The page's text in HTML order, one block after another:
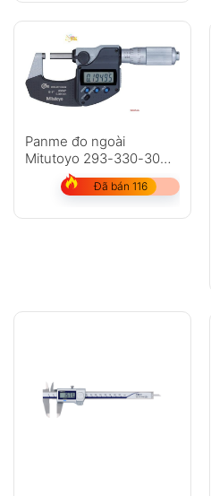
Panme đo ngoài
Mitutoyo 293-330-30
dải đo 0-25mm
Đã bán 116